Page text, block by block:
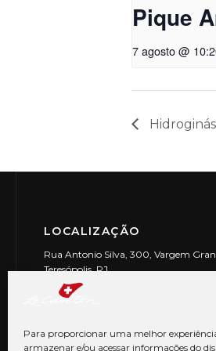
Para proporcionar uma melhor
armazenar e/ou acessar informações do
Pique
7 agosto @
LOCALIZAÇÃO
Rua Antonio Silva, 300, Vargem
Teresópolis, RJ
CEP: 25990-150